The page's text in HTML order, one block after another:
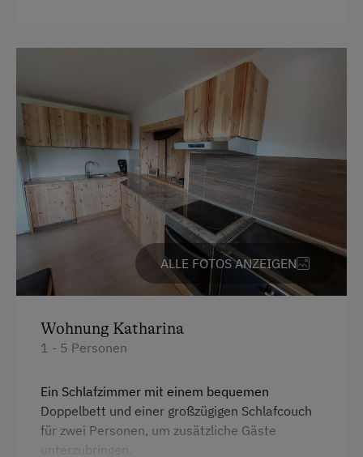
Geführte Bergtouren
Geführte Wanderungen
Jogging-Routen
Kutschenfahrten
Natur- u. Landschaftsführer
Nordic Walking
Ponyreiten
Skifahren
Skilehrer
Skilift
Ausstattung
4 Plattenherd
Radio
Aussicht auf eine Berglandschaft
Balkon/Terrasse
Fernseher
Garten
Haarföhn
ALLE FOTOS ANZEIGEN
Wohnung Katharina
1 - 5 Personen
Ein Schlafzimmer mit einem bequemen
Doppelbett und einer großzügigen Schlafcouch
für zwei Personen, um zusätzliche Gäste
unterzubringen.